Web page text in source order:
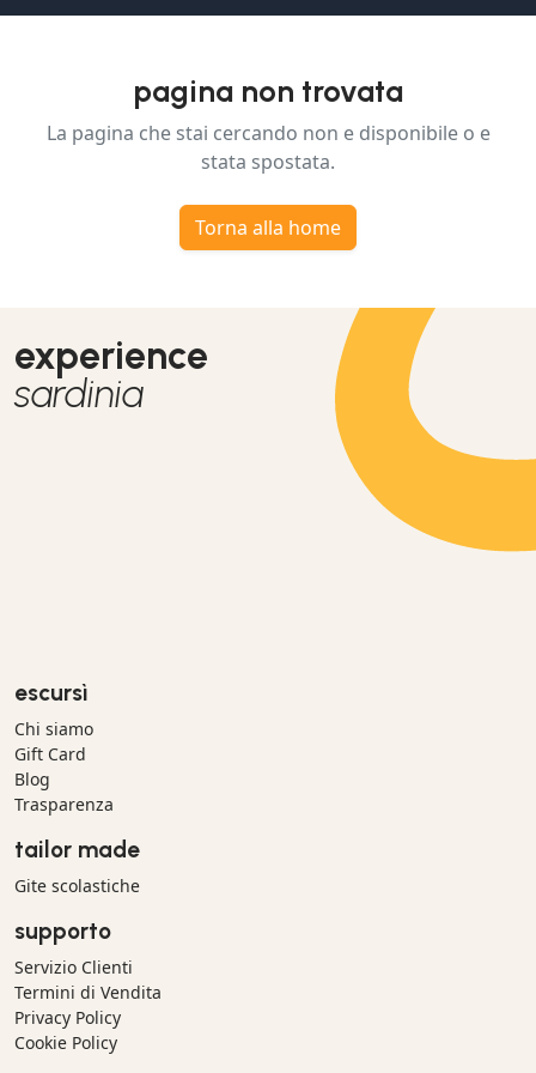
pagina non trovata
La pagina che stai cercando non e disponibile o e
stata spostata.
Torna alla home
experience
sardinia
escursì
Chi siamo
Gift Card
Blog
Trasparenza
tailor made
Gite scolastiche
supporto
Servizio Clienti
Termini di Vendita
Privacy Policy
Cookie Policy